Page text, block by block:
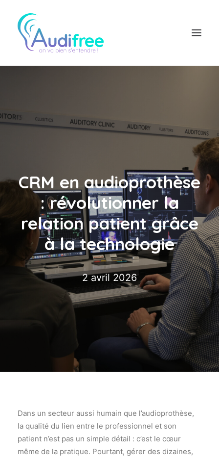
Accès partenaire
CRM en audioprothèse
: révolutionner la
relation patient grâce
à la technologie
2 avril 2026
Dans un secteur aussi humain que l’audioprothèse,
la qualité du lien entre le professionnel et son
patient n’est pas un simple détail : c’est le cœur
même de la pratique. Pourtant, gérer des dizaines,